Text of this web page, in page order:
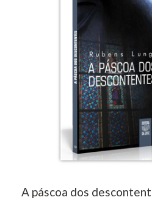
A páscoa dos